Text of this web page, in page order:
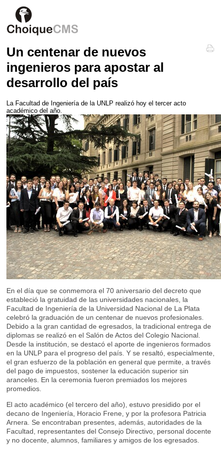
Un centenar de nuevos
ingenieros para apostar al
desarrollo del país
La Facultad de Ingeniería de la UNLP realizó hoy el tercer acto
académico del año.
En el día que se conmemora el 70 aniversario del decreto que
estableció la gratuidad de las universidades nacionales, la
Facultad de Ingeniería de la Universidad Nacional de La Plata
celebró la graduación de un centenar de nuevos profesionales.
Debido a la gran cantidad de egresados, la tradicional entrega de
diplomas se realizó en el Salón de Actos del Colegio Nacional.
Desde la institución, se destacó el aporte de ingenieros formados
en la UNLP para el progreso del país. Y se resaltó, especialmente,
el gran esfuerzo de la población en general que permite, a través
del pago de impuestos, sostener la educación superior sin
aranceles. En la ceremonia fueron premiados los mejores
promedios.
El acto académico (el tercero del año), estuvo presidido por el
decano de Ingeniería, Horacio Frene, y por la profesora Patricia
Arnera. Se encontraban presentes, además, autoridades de la
Facultad, representantes del Consejo Directivo, personal docente
y no docente, alumnos, familiares y amigos de los egresados.